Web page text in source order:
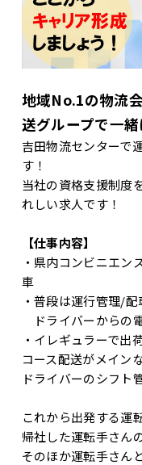
地域No.1の物流
送グループで一
吉田物流センターで
す！
当社の資格支援制度
れしい求人です！
【仕事内容】
・県内コンビニエン
車
・普段は運行管理/
ドライバーからの
・イレギュラーで出
コース配送がメイン
ドライバーのシフト
これから出発する運
帰社した運転手さん
そのほか運転手さん